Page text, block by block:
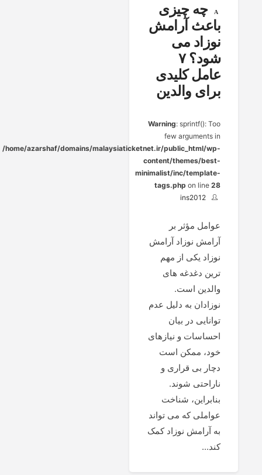
چه چیزی
باعث آرامش
نوزاد می
شود؟ ۷
عامل کلیدی
برای والدین
Warning: sprintf(): Too
few arguments in
/home/azarshaf/domains/malaysiaticketnet.ir/public_html/wp-
content/themes/best-
minimalist/inc/template-
tags.php on line28
ins2012
عوامل مؤثر بر
آرامش نوزاد آرامش
نوزاد یکی از مهم
ترین دغدغه های
والدین است.
نوزادان به دلیل عدم
توانایی در بیان
احساسات و نیازهای
خود، ممکن است
دچار بی قراری و
ناراحتی شوند.
بنابراین، شناخت
عواملی که می تواند
به آرامش نوزاد کمک
کند...